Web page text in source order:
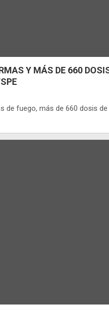
Y MÁS DE 660
de fuego, más de 660 dosis de